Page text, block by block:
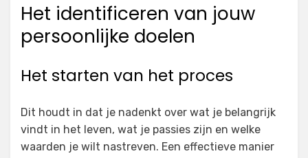
Het identificeren van jouw
persoonlijke doelen
Het starten van het proces
Dit houdt in dat je nadenkt over wat je belangrijk
vindt in het leven, wat je passies zijn en welke
waarden je wilt nastreven. Een effectieve manier